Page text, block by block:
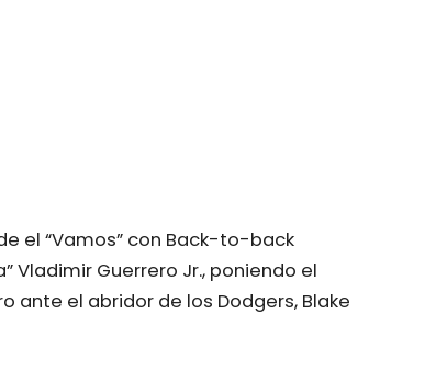
el “Vamos” con Back-to-back
Vladimir Guerrero Jr., poniendo el
el abridor de los Dodgers, Blake